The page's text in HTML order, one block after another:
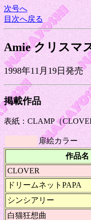
次号へ
目次へ戻る
Amie クリスマ
1998年11月19日発
掲載作品
表紙：CLAMP（
扉絵カラー
作品名
CLOVER
ドリームネットPAPA
シンシアリー
白猫狂想曲